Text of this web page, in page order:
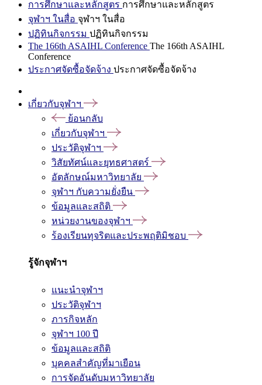
การศึกษาและหลักสูตร การศึกษาและหลักสูตร
จุฬาฯ ในสื่อ จุฬาฯ ในสื่อ
ปฏิทินกิจกรรม ปฏิทินกิจกรรม
The 166th ASAIHL Conference The 166th ASAIHL
Conference
ประกาศจัดซื้อจัดจ้าง ประกาศจัดซื้อจัดจ้าง
เกี่ยวกับจุฬาฯ
ย้อนกลับ
เกี่ยวกับจุฬาฯ
ประวัติจุฬาฯ
วิสัยทัศน์และยุทธศาสตร์
อัตลักษณ์มหาวิทยาลัย
จุฬาฯ กับความยั่งยืน
ข้อมูลและสถิติ
หน่วยงานของจุฬาฯ
ร้องเรียนทุจริตและประพฤติมิชอบ
รู้จักจุฬาฯ
แนะนำจุฬาฯ
ประวัติจุฬาฯ
ภารกิจหลัก
จุฬาฯ 100 ปี
ข้อมูลและสถิติ
บุคคลสำคัญที่มาเยือน
การจัดอันดับมหาวิทยาลัย